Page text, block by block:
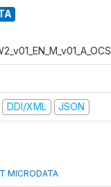
DDI/XML JSON
MICRODATA